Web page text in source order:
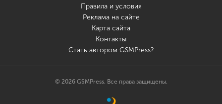
Правила и условия
Реклама на сайте
Карта сайта
Контакты
Стать автором GSMPress?
© 2026 GSMPress. Все права защищены.